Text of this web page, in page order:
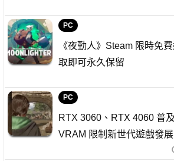
PC
《夜勤人》Steam 限時免
取即可永久保留
PC
RTX 3060、RTX 4060 普
VRAM 限制新世代遊戲發展